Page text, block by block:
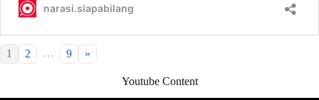
1 2 … 9 »
Youtube Content